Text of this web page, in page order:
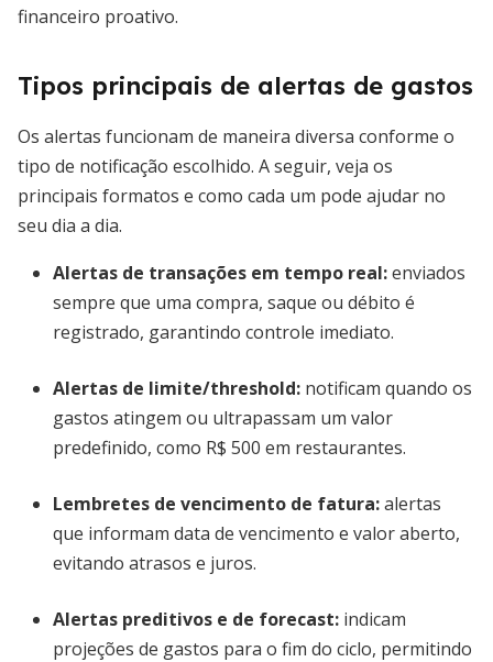
financeiro proativo.
Tipos principais de alertas de gastos
Os alertas funcionam de maneira diversa conforme o
tipo de notificação escolhido. A seguir, veja os
principais formatos e como cada um pode ajudar no
seu dia a dia.
Alertas de transações em tempo real:enviados
sempre que uma compra, saque ou débito é
registrado, garantindo controle imediato.
Alertas de limite/threshold: notificam quando os
gastos atingem ou ultrapassam um valor
predefinido, como R$ 500 em restaurantes.
Lembretes de vencimento de fatura:alertas
que informam data de vencimento e valor aberto,
evitando atrasos e juros.
Alertas preditivos e de forecast: indicam
projeções de gastos para o fim do ciclo, permitindo